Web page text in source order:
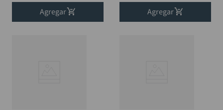
Agregar
Agregar